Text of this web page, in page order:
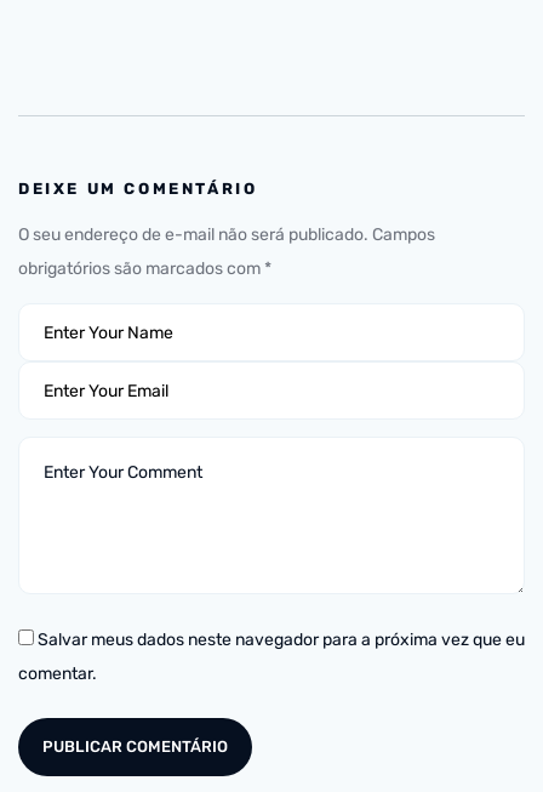
DEIXE UM COMENTÁRIO
O seu endereço de e-mail não será publicado. Campos
obrigatórios são marcados com *
Salvar meus dados neste navegador para a próxima vez que eu
comentar.